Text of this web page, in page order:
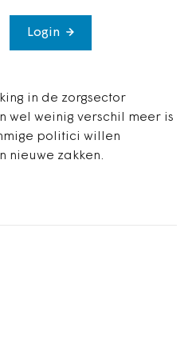
Login
in de zorgsector
wel weinig verschil meer is
politici willen
nieuwe zakken.